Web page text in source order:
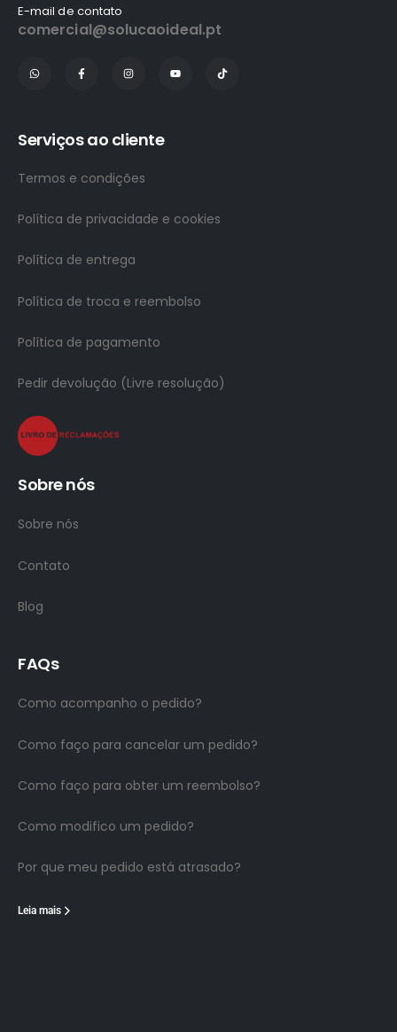
E-mail de contato
comercial@solucaoideal.pt
Serviços ao cliente
Termos e condições
Política de privacidade e cookies
Política de entrega
Política de troca e reembolso
Política de pagamento
Pedir devolução (Livre resolução)
Sobre nós
Sobre nós
Contato
Blog
FAQs
Como acompanho o pedido?
Como faço para cancelar um pedido?
Como faço para obter um reembolso?
Como modifico um pedido?
Por que meu pedido está atrasado?
Leia mais